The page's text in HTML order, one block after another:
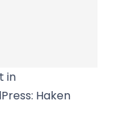
in
Haken